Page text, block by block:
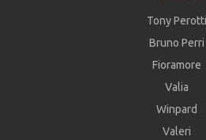
Tony Perotti
Bruno Perri
Fioramore
Valia
Winpard
Valeri